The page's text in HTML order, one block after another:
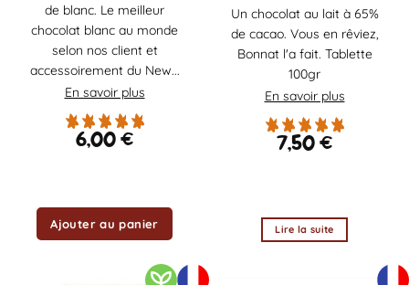
de blanc. Le meilleur
chocolat blanc au monde
selon nos client et
accessoirement du New...
En savoir plus
6,00€
Ajouter au panier
Un chocolat au lait à 65%
de cacao. Vous en rêviez,
Bonnat l'a fait. Tablette
100gr
En savoir plus
7,50€
Lire la suite